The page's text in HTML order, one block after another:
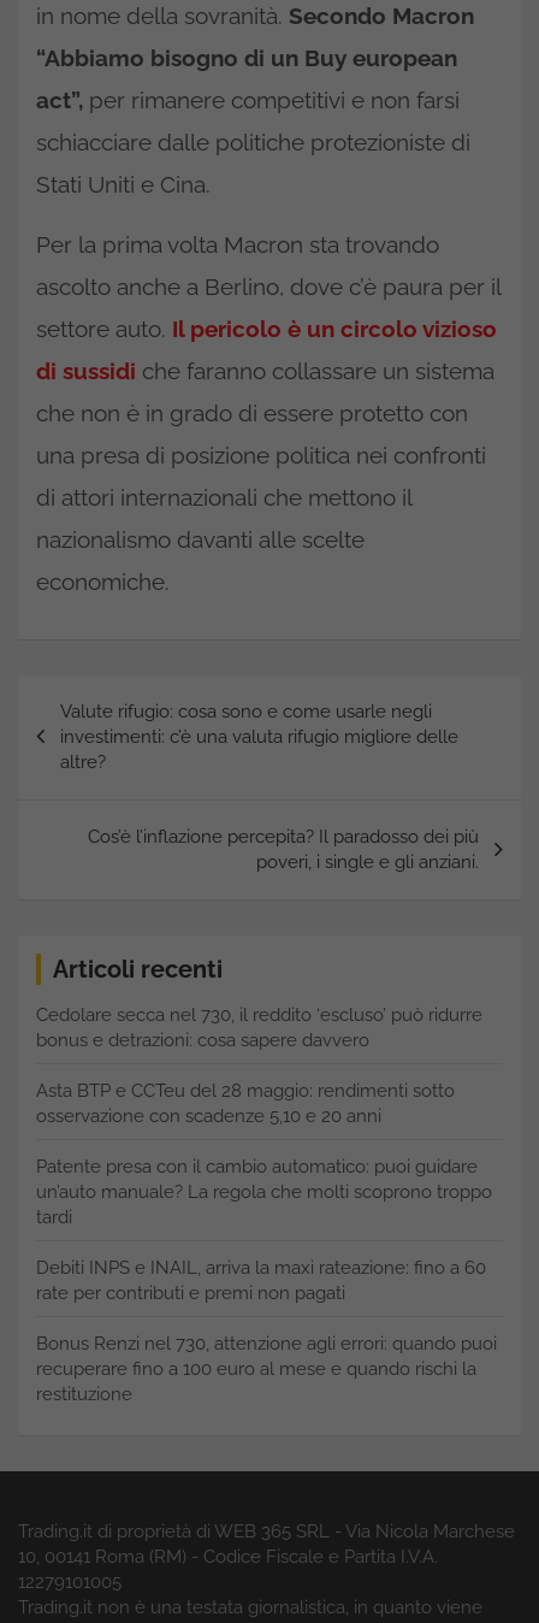
in nome della sovranità. Secondo Macron
“Abbiamo bisogno di un Buy european
act”, per rimanere competitivi e non farsi
schiacciare dalle politiche protezioniste di
Stati Uniti e Cina.
Per la prima volta Macron sta trovando
ascolto anche a Berlino, dove c’è paura per il
settore auto. Il pericolo è un circolo vizioso
di sussidi che faranno collassare un sistema
che non è in grado di essere protetto con
una presa di posizione politica nei confronti
di attori internazionali che mettono il
nazionalismo davanti alle scelte
economiche.
articoli
Valute rifugio: cosa sono e come usarle negli
investimenti: c’è una valuta rifugio migliore delle
altre?
Cos’è l’inflazione percepita? Il paradosso dei più
poveri, i single e gli anziani.
Articoli recenti
Cedolare secca nel 730, il reddito ‘escluso’ può ridurre
bonus e detrazioni: cosa sapere davvero
Asta BTP e CCTeu del 28 maggio: rendimenti sotto
osservazione con scadenze 5,10 e 20 anni
Patente presa con il cambio automatico: puoi guidare
un’auto manuale? La regola che molti scoprono troppo
tardi
Debiti INPS e INAIL, arriva la maxi rateazione: fino a 60
rate per contributi e premi non pagati
Bonus Renzi nel 730, attenzione agli errori: quando puoi
recuperare fino a 100 euro al mese e quando rischi la
restituzione
Trading.it di proprietà di WEB 365 SRL - Via Nicola Marchese
10, 00141 Roma (RM) - Codice Fiscale e Partita I.V.A.
12279101005
Trading.it non è una testata giornalistica, in quanto viene